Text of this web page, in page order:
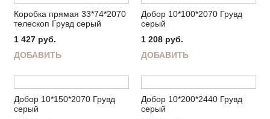
Коробка прямая 33*74*2070
телескоп Грувд серый
1 427 руб.
ДОБАВИТЬ
Добор 10*100*2070 Грувд
серый
1 208 руб.
ДОБАВИТЬ
Добор 10*150*2070 Грувд
серый
Добор 10*200*2440 Грувд
серый